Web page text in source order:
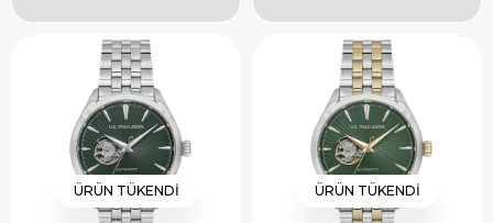
ÜRÜN TÜKENDI ÜRÜN TÜKENDI